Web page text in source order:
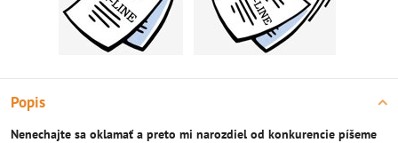
Popis
Nenechajte sa oklamať a preto mi narozdiel od konkurencie píšeme